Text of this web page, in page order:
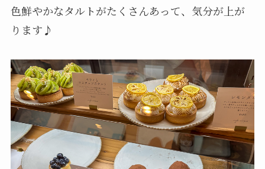
色鮮やかなタルトがたくさんあって、気分が上が
ります♪